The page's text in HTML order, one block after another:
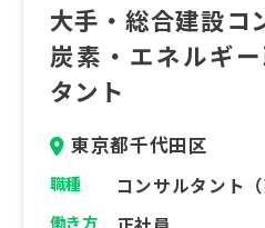
大手・総合建設コ
炭素・エネルギ
タント
東京都千代田区
職種 コンサルタント（
働き方